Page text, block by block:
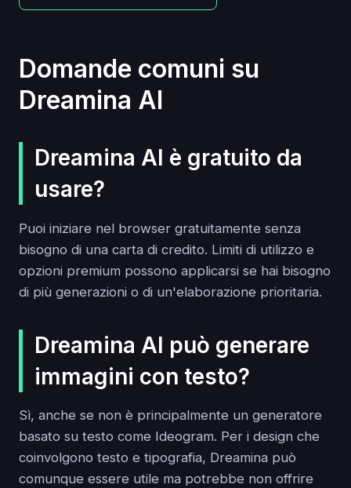
Domande comuni su
Dreamina AI
Dreamina AI è gratuito da
usare?
Puoi iniziare nel browser gratuitamente senza
bisogno di una carta di credito. Limiti di utilizzo e
opzioni premium possono applicarsi se hai bisogno
di più generazioni o di un'elaborazione prioritaria.
Dreamina AI può generare
immagini con testo?
Sì, anche se non è principalmente un generatore
basato su testo come Ideogram. Per i design che
coinvolgono testo e tipografia, Dreamina può
comunque essere utile ma potrebbe non offrire